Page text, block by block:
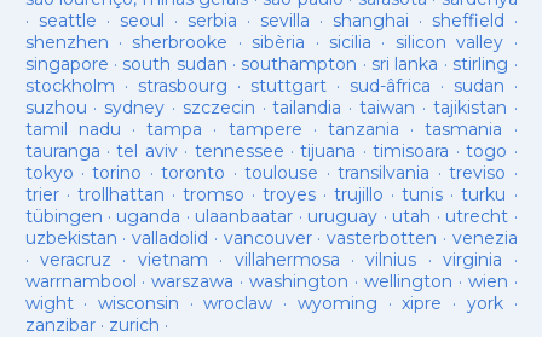
· seattle · seoul · serbia · sevilla · shanghai · sheffield ·
shenzhen · sherbrooke · sibèria · sicilia · silicon valley ·
singapore · south sudan · southampton · sri lanka · stirling ·
stockholm · strasbourg · stuttgart· sud-âfrica · sudan ·
suzhou · sydney · szczecin ·tailandia ·taiwan · tajikistan ·
tamil nadu ·tampa · tampere · tanzania ·tasmania ·
tauranga ·tel aviv· tennessee ·tijuana ·timisoara ·togo ·
tokyo ·torino ·toronto ·toulouse ·transilvania ·treviso ·
trier· trollhattan · tromso · troyes·trujillo ·tunis ·turku ·
tübingen · uganda · ulaanbaatar · uruguay · utah · utrecht ·
uzbekistan · valladolid · vancouver· vasterbotten · venezia
· veracruz · vietnam · villahermosa ·vilnius ·virginia ·
warrnambool ·warszawa ·washington · wellington · wien ·
wight· wisconsin ·wroclaw · wyoming ·xipre · york·
zanzibar· zurich ·